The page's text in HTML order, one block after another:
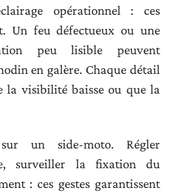
opérationnel : ces
Un feu défectueux ou une
peu lisible peuvent
en galère. Chaque détail
la visibilité baisse ou que la
un side-moto. Régler
surveiller la fixation du
: ces gestes garantissent